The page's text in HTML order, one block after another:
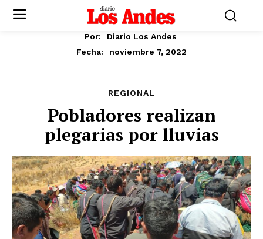
Por:
Diario Los Andes
Fecha:
noviembre 7, 2022
REGIONAL
Pobladores realizan
plegarias por lluvias